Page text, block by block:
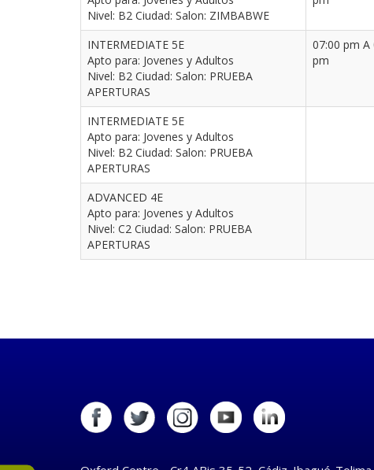
Nivel: B2 Ciudad: Salon: ZIMBABWE
INTERMEDIATE 5E
Apto para: Jovenes y Adultos
Nivel: B2 Ciudad: Salon: PRUEBA
APERTURAS
07:00 pm A
pm
INTERMEDIATE 5E
Apto para: Jovenes y Adultos
Nivel: B2 Ciudad: Salon: PRUEBA
APERTURAS
ADVANCED 4E
Apto para: Jovenes y Adultos
Nivel: C2 Ciudad: Salon: PRUEBA
APERTURAS